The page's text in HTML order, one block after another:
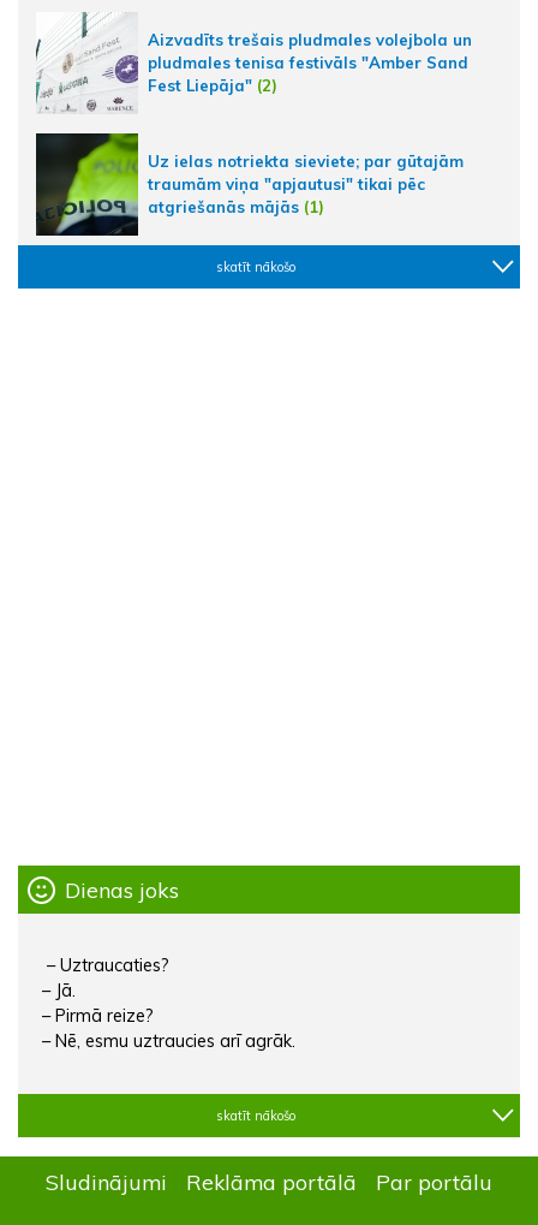
Aizvadīts trešais pludmales volejbola un
pludmales tenisa festivāls "Amber Sand
Fest Liepāja" (2)
Uz ielas notriekta sieviete; par gūtajām
traumām viņa "apjautusi" tikai pēc
atgriešanās mājās (1)
skatīt nākošo
Dienas joks
– Uztraucaties?
– Jā.
– Pirmā reize?
– Nē, esmu uztraucies arī agrāk.
skatīt nākošo
Sludinājumi Reklāma portālā
Par portālu